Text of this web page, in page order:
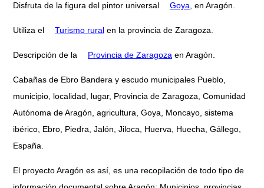
Disfruta de la figura del pintor universal Goya , en Aragón.
Utiliza el Turismo rural en la provincia de Zaragoza.
Descripción de la Provincia de Zaragoza en Aragón.
Cabañas de Ebro Bandera y escudo municipales Pueblo,
municipio, localidad, lugar, Provincia de Zaragoza, Comunidad
Autónoma de Aragón, agricultura, Goya, Moncayo, sistema
ibérico, Ebro, Piedra, Jalón, Jiloca, Huerva, Huecha, Gállego,
España.
El proyecto Aragón es así, es una recopilación de todo tipo de